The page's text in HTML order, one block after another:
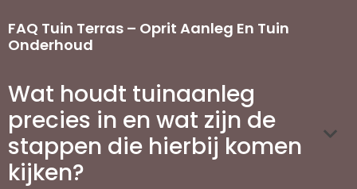
FAQ Tuin Terras – Oprit Aanleg En Tuin
Onderhoud
Wat houdt tuinaanleg
precies in en wat zijn de
stappen die hierbij komen
kijken?